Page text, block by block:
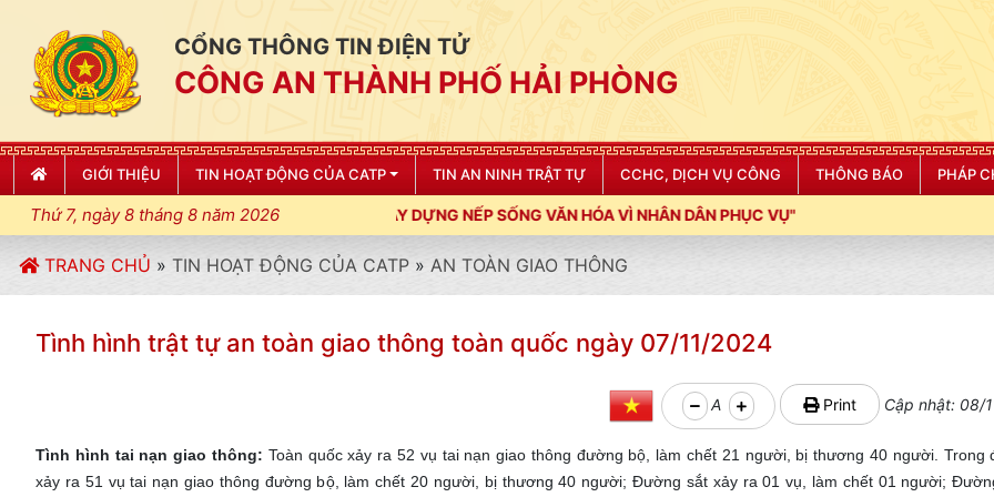
CỔNG THÔNG TIN ĐIỆN TỬ
CÔNG AN THÀNH PHỐ HẢI PHÒNG
GIỚI THIỆU TIN HOẠT ĐỘNG CỦA CATP TIN AN NINH TRẬT TỰ CCHC, DỊCH VỤ CÔNG THÔNG BÁO PHÁP
Thứ 7, ngày 8 tháng 8 năm 2026
KỶ CƯƠNG, ĐIỀU LỆNH; XÂY DỰNG NẾP SỐNG VĂN HÓA VÌ NHÂN DÂN PHỤC VỤ"
TRANG CHỦ » TIN HOẠT ĐỘNG CỦA CATP » AN TOÀN GIAO THÔNG
Tình hình trật tự an toàn giao thông toàn quốc ngày 07/11/2024
A Print Cập nhật: 08/
Tình hình tai nạn giao thông: Toàn quốc xảy ra 52 vụ tai nạn giao thông đường bộ, làm chết 21 người, bị thương 40 người. Trong
xảy ra 51 vụ tai nạn giao thông đường bộ, làm chết 20 người, bị thương 40 người; Đường sắt xảy ra 01 vụ, làm chết 01 người;